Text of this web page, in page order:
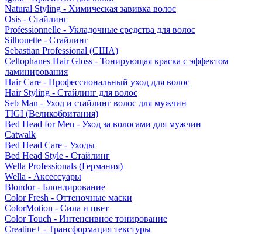
Natural Styling - Химическая завивка волос
Osis - Стайлинг
Professionnelle - Укладочные средства для волос
Silhouette - Стайлинг
Sebastian Professional (США)
Cellophanes Hair Gloss - Тонирующая краска с эффектом
ламинирования
Hair Care - Профессиональный уход для волос
Hair Styling - Стайлинг для волос
Seb Man - Уход и стайлинг волос для мужчин
TIGI (Великобритания)
Bed Head for Men - Уход за волосами для мужчин
Catwalk
Bed Head Care - Уходы
Bed Head Style - Стайлинг
Wella Professionals (Германия)
Wella - Аксессуары
Blondor - Блондирование
Color Fresh - Оттеночные маски
ColorMotion - Сила и цвет
Color Touch - Интенсивное тонирование
Creatine+ - Трансформация текстуры